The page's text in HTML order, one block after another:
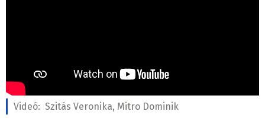
Videó: Szitás Veronika, Mitro Dominik